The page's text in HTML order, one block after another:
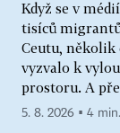
Když se v
tisíců
Ceutu, několik
vyzvalo k
prostoru. A
5. 8. 2026 ▪ 4